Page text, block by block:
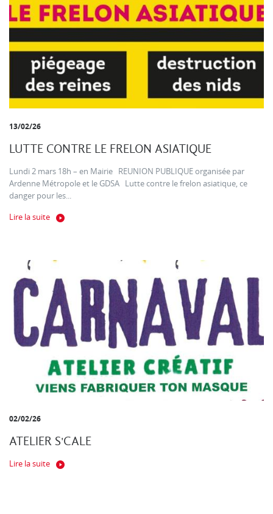
13/02/26
LUTTE CONTRE LE FRELON ASIATIQUE
Lundi 2 mars 18h – en Mairie REUNION PUBLIQUE organisée par
Ardenne Métropole et le GDSA Lutte contre le frelon asiatique, ce
danger pour les...
Lire la suite
02/02/26
ATELIER S'CALE
Lire la suite